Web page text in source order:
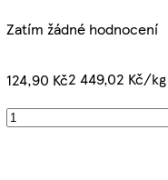
Zatím žádné hodnocení
124,90 Kč2 449,02 Kč/kg